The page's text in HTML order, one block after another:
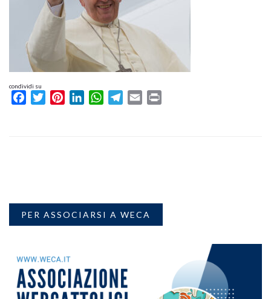
condividi su
FacebookTwitterPinterestLinkedInWhatsAppTelegram
Email
PER ASSOCIARSI A WECA